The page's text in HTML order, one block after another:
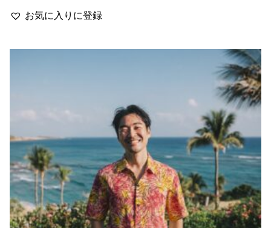
¥4,500
–
お気に入りに登録